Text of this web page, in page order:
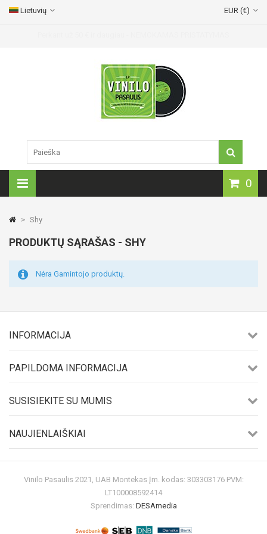
EUR (€)
Lietuvių
0
> Shy
PRODUKTŲ SĄRAŠAS - SHY
Nėra Gamintojo produktų.
INFORMACIJA
PAPILDOMA INFORMACIJA
SUSISIEKITE SU MUMIS
NAUJIENLAIŠKIAI
Vinilo Pasaulis 2021, UAB Montekas Įm. kodas: 303303176 PVM:
LT100008592414
Sprendimas: DESAmedia